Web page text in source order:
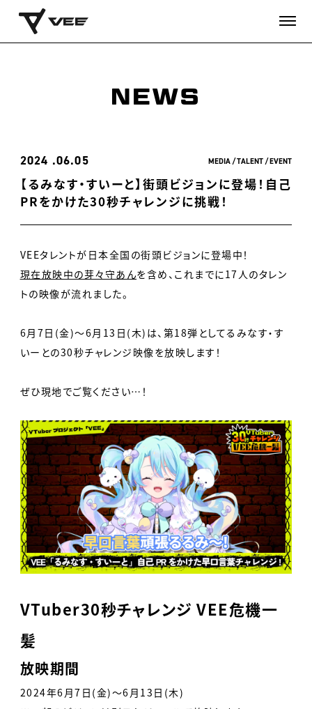
NEWS
2024 06.05 MEDIA TALENT EVENT
【るみなす・すいーと】街頭ビジョンに登場！自己
PRをかけた30秒チャレンジに挑戦！
VEEタレントが日本全国の街頭ビジョンに登場中！
現在放映中の芽々守あんを含め、これまでに17人のタレン
トの映像が流れました。
6月7日(金)〜6月13日(木)は、第18弾としてるみなす・す
いーとの30秒チャレンジ映像を放映します！
ぜひ現地でご覧ください…！
VTuber30秒チャレンジ VEE危機一
髪
放映期間
2024年6月7日(金)〜6月13日(木)